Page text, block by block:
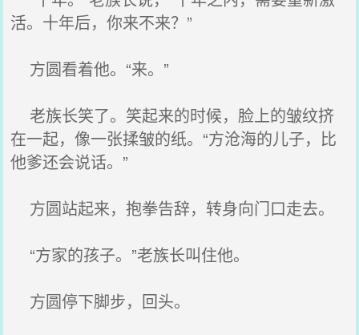
活。十年后，你来不来？”
方圆看着他。“来。”
老族长笑了。笑起来的时候，脸上的皱纹挤
在一起，像一张揉皱的纸。“方沧海的儿子，比
他爹还会说话。”
方圆站起来，抱拳告辞，转身向门口走去。
“方家的孩子。”老族长叫住他。
方圆停下脚步，回头。